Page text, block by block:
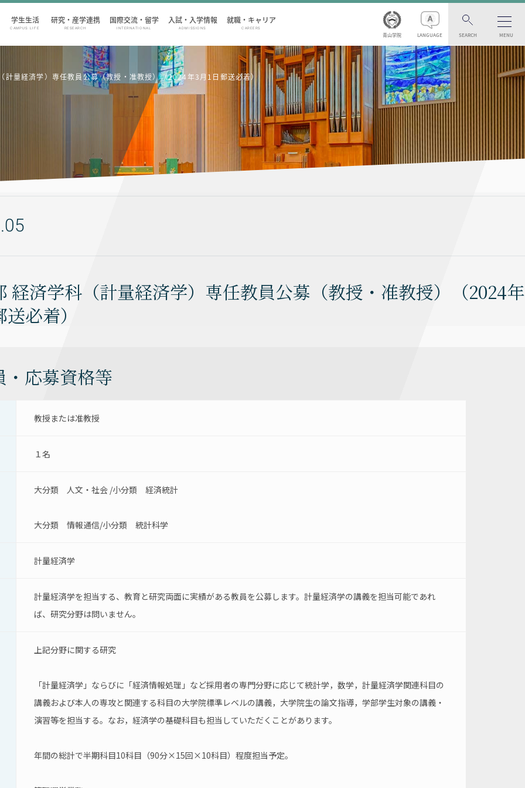
学生生活
CAMPUS LIFE
研究・産学連携
RESEARCH
国際交流・留学
INTERNATIONAL
入試・入学情報
ADMISSIONS
就職・キャリア
CAREERS
青山学院 LANGUAGE SEARCH MENU
計量経済学）専任教員公募（教授・准教授）（2024年3月1日郵送必着）
経済学科（計量経済学）専任教員公募（教授・准教授）（2024年
必着）
・応募資格等
教授または准教授
１名
大分類　人文・社会 /小分類　経済統計
大分類　情報通信/小分類　統計科学
計量経済学
計量経済学を担当する、教育と研究両面に実績がある教員を公募します。計量経済学の講義を担当可能であれ
ば、研究分野は問いません。
上記分野に関する研究
「計量経済学」ならびに「経済情報処理」など採用者の専門分野に応じて統計学，数学，計量経済学関連科目の
講義および本人の専攻と関連する科目の大学院標準レベルの講義，大学院生の論文指導，学部学生対象の講義・
演習等を担当する。なお，経済学の基礎科目も担当していただくことがあります。
年間の総計で半期科目10科目（90分×15回×10科目）程度担当予定。